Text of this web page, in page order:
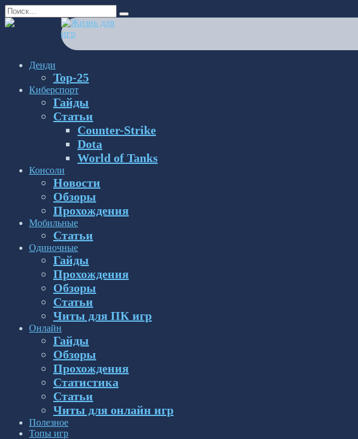
Перейти
к
Search
for:
Денди
Top-25
Киберспорт
Гайды
Статьи
Counter-Strike
Dota
World of Tanks
Консоли
Новости
Обзоры
Прохождения
Мобильные
Статьи
Одиночные
Гайды
Прохождения
Обзоры
Статьи
Читы для ПК игр
Онлайн
Гайды
Обзоры
Прохождения
Статистика
Статьи
Читы для онлайн игр
Полезное
Топы игр